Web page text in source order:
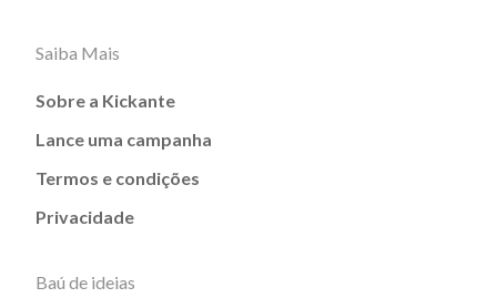
Saiba Mais
Sobre a Kickante
Lance uma campanha
Termos e condições
Privacidade
Baú de ideias